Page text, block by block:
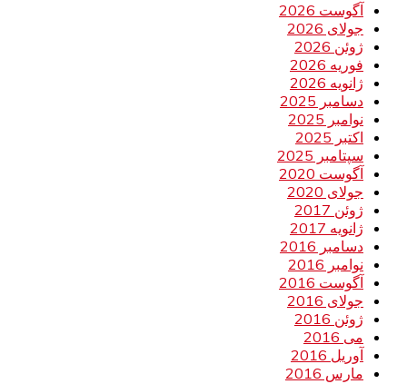
آگوست 2026
جولای 2026
ژوئن 2026
فوریه 2026
ژانویه 2026
دسامبر 2025
نوامبر 2025
اکتبر 2025
سپتامبر 2025
آگوست 2020
جولای 2020
ژوئن 2017
ژانویه 2017
دسامبر 2016
نوامبر 2016
آگوست 2016
جولای 2016
ژوئن 2016
می 2016
آوریل 2016
مارس 2016